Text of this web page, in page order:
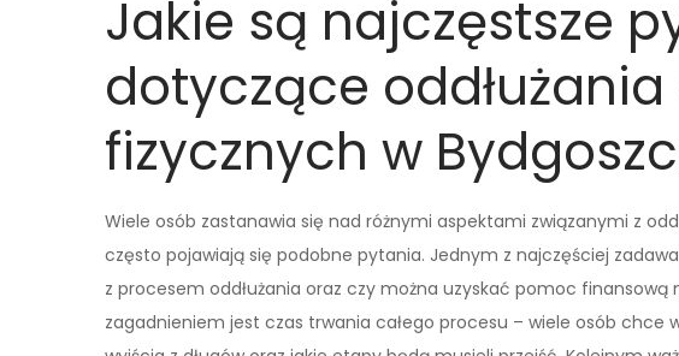
Jakie są najczęstsze
dotyczące
fizycznych w
Wiele osób zastanawia się nad różnymi aspektami związanymi z
często pojawiają się podobne pytania. Jednym z najczęściej
z procesem oddłużania oraz czy można uzyskać pomoc
zagadnieniem jest czas trwania całego procesu – wiele osób chce